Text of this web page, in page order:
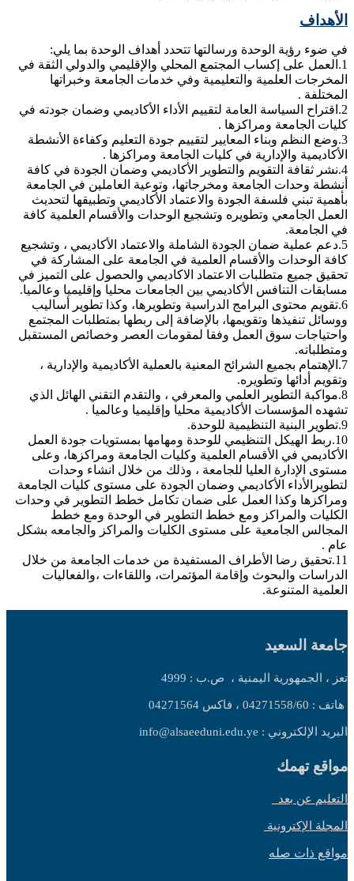
الأهداف
في ضوء رؤية الوحدة ورسالتها تتحدد أهداف الوحدة بما يلي:
1.العمل على إكساب المجتمع المحلي والإقليمي والدولي الثقة في
المخرجات العلمية والتعليمية وفي خدمات الجامعة وخبراتها
المختلفة .
2.اقتراح السياسة العامة لتقييم الأداء الأكاديمي وضمان جودته في
كليات الجامعة ومراكزها .
3.وضع النظم وبناء المعايير لتقييم جودة التعليم وكفاءة الأنشطة
الأكاديمية والإدارية في كليات الجامعة ومراكزها .
4.نشر ثقافة التقويم والتطوير الأكاديمي وضمان الجودة في كافة
أنشطة وحدات الجامعة ومخرجاتها، وتوعية العاملين في الجامعة
بأهمية تبني فلسفة الجودة والاعتماد الأكاديمي وتطبيقها لتحديث
العمل الجامعي وتطويره وتشجيع الوحدات والأقسام العلمية كافة
في الجامعة.
5.دعم عملية ضمان الجودة الشاملة والاعتماد الأكاديمي ، وتشجيع
كافة الوحدات والأقسام العلمية في الجامعة على المشاركة في
تحقيق جميع متطلبات الاعتماد الاكاديمي والحصول على التميز في
مسابقات التنافس الأكاديمي بين الجامعات محليا وإقليميا وعالميا.
6.تقويم محتوى البرامج الدراسية وتطويرها، وكذا تطوير أساليب
ووسائل تنفيذها وتقويمها، بالإضافة إلى ربطها بمتطلبات المجتمع
واحتياجات سوق العمل وفقا لمقومات العصر وخصائص المستقبل
ومتطلباته.
7.الإهتمام بجميع الشرائح المعنية بالعملية الأكاديمية والإدارية ،
وتقويم أدائها وتطويره.
8.مواكبة التطوير العلمي والمعرفي ، والتقدم التقني الهائل الذي
تشهده المؤسسات الأكاديمية محليا وإقليميا وعالميا .
9.تطوير البنية التنظيمية للوحدة.
10.ربط الهيكل التنظيمي للوحدة ومهامها بمستويات جودة العمل
الأكاديمي في الأقسام العلمية وكليات الجامعة ومراكزها، وعلى
مستوى الإدارة العليا للجامعة ، وذلك من خلال انشاء وحدات
لتطويرالأداء الأكاديمي وضمان الجودة على مستوى كليات الجامعة
ومراكزها وكذا العمل على ضمان تكامل خطط التطوير في وحدات
الكليات والمراكز ومع خطط التطوير في الوحدة ومع خطط
المجالس الجامعية على مستوى الكليات والمراكز والجامعه بشكل
عام .
11.تحقيق رضا الأطراف المستفيدة من خدمات الجامعة من خلال
الدراسات والبحوث وإقامة المؤتمرات، واللقاءات ،والفعاليات
العلمية المتنوعة.
جامعة السعيد
تعز ، الجمهورية اليمنية ، ص.ب : 4999
هاتف : 04271558/60 ، فاكس 04271564
البريد الإلكتروني : info@alsaeeduni.edu.ye
مواقع تهمك
التعليم عن بعد
المجلة الإكترونية
مواقع ذات صله